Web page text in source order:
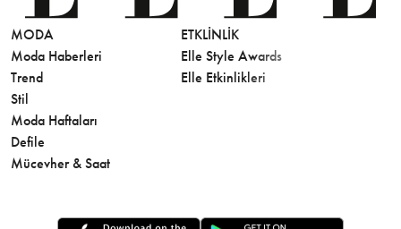
MODA
Moda Haberleri
Trend
Stil
Moda Haftaları
Defile
Mücevher & Saat
ETKLINLIK
Elle Style Awards
Elle Etkinlikleri